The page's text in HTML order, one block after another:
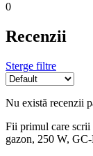
0
Recenzii
Sterge filtre
Nu există recenzii
Fii primul care scrii
gazon, 250 W,